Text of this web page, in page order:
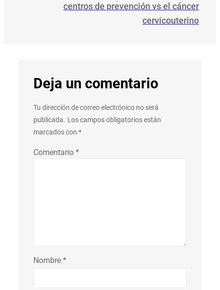
centros de prevención vs el cáncer
cervicouterino
Deja un comentario
Tu dirección de correo electrónico no será
publicada. Los campos obligatorios están
marcados con *
Comentario *
Nombre *